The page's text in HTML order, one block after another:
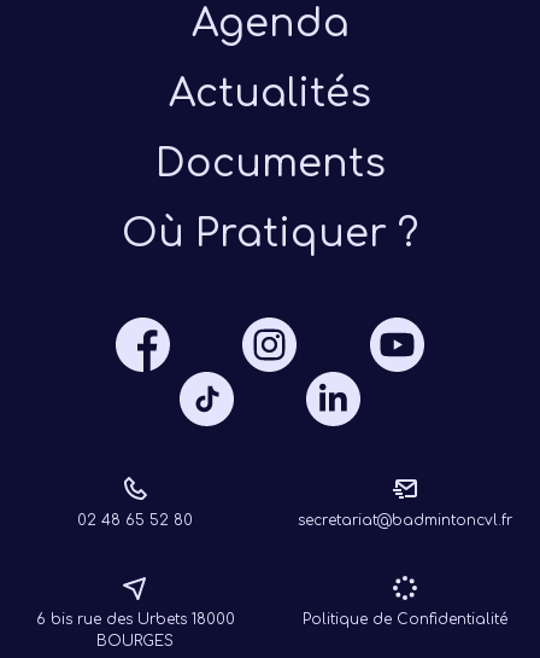
Agenda
Actualités
Documents
Où Pratiquer ?
02 48 65 52 80 secretariat@badmintoncvl.fr
6 bis rue des Urbets 18000
BOURGES
Politique de Confidentialité